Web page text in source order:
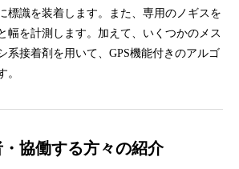
標識を装着します。また、専用のノギスを
幅を計測します。加えて、いくつかのメス
系接着剤を用いて、GPS機能付きのアルゴ
。
協働する方々の紹介